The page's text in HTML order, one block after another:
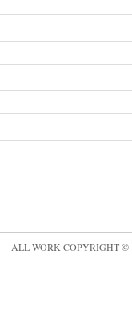
ALL WORK COPYRIGHT ©